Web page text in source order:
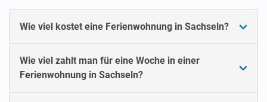
Wie viel kostet eine Ferienwohnung in Sachseln?
Wie viel zahlt man für eine Woche in einer
Ferienwohnung in Sachseln?